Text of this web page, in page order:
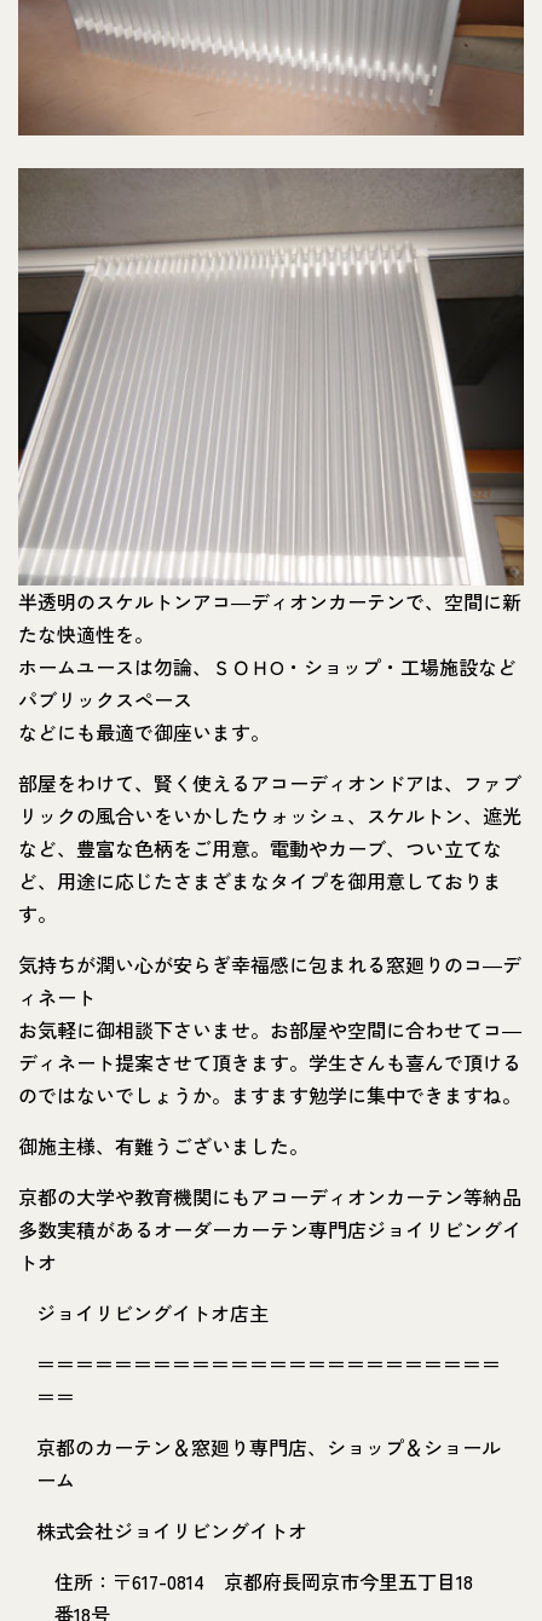
半透明のスケルトンアコ―ディオンカーテンで、空間に新
たな快適性を。
ホームユースは勿論、ＳＯＨO・ショップ・工場施設など
パブリックスペース
などにも最適で御座います。
部屋をわけて、賢く使えるアコーディオンドアは、ファブ
リックの風合いをいかしたウォッシュ、スケルトン、遮光
など、豊富な色柄をご用意。電動やカーブ、つい立てな
ど、用途に応じたさまざまなタイプを御用意しておりま
す。
気持ちが潤い心が安らぎ幸福感に包まれる窓廻りのコ―デ
ィネート
お気軽に御相談下さいませ。お部屋や空間に合わせてコ―
ディネート提案させて頂きます。学生さんも喜んで頂ける
のではないでしょうか。ますます勉学に集中できますね。
御施主様、有難うございました。
京都の大学や教育機関にもアコーディオンカーテン等納品
多数実積があるオーダーカーテン専門店ジョイリビングイ
トオ
ジョイリビングイトオ店主
＝＝＝＝＝＝＝＝＝＝＝＝＝＝＝＝＝＝＝＝＝＝＝＝
＝＝
京都のカーテン＆窓廻り専門店、ショップ＆ショール
ーム
株式会社ジョイリビングイトオ
住所：〒617-0814 京都府長岡京市今里五丁目18
番18号